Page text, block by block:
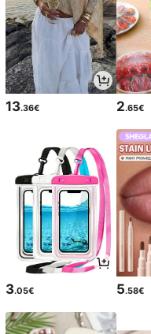
13.36€ 2.65€
3.05€ 5.58€